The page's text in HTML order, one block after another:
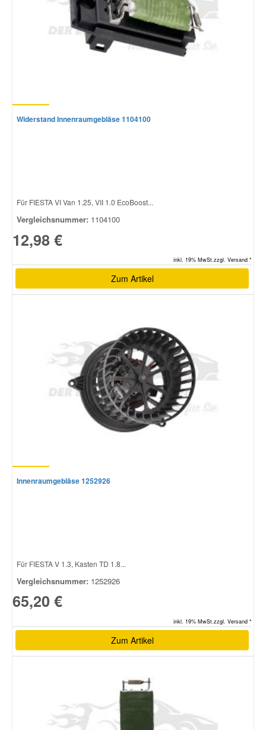
Widerstand Innenraumgebläse 1104100
Für FIESTA VI Van 1.25, VII 1.0 EcoBoost...
Vergleichsnummer: 1104100
12,98 €
inkl. 19% MwSt.zzgl. Versand *
Zum Artikel
Innenraumgebläse 1252926
Für FIESTA V 1.3, Kasten TD 1.8...
Vergleichsnummer: 1252926
65,20 €
inkl. 19% MwSt.zzgl. Versand *
Zum Artikel